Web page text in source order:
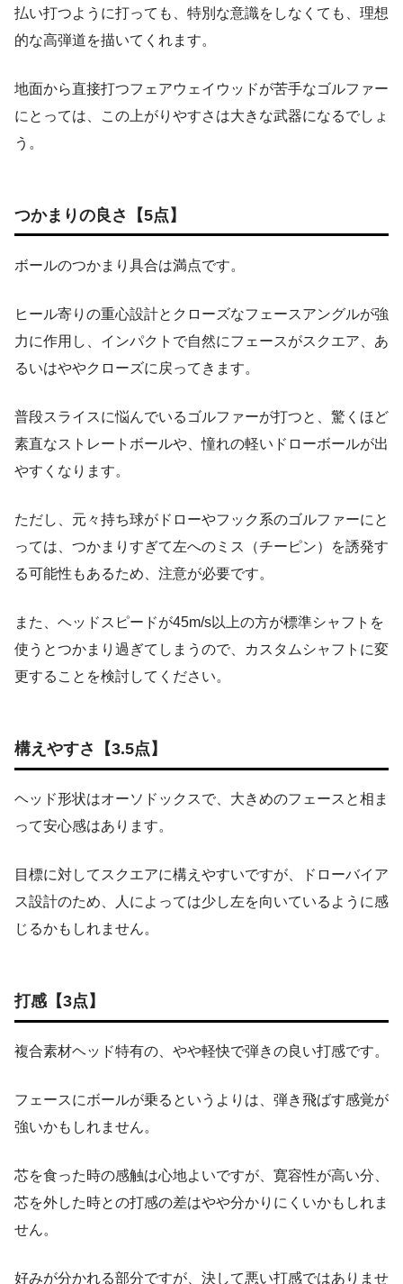
払い打つように打っても、特別な意識をしなくても、理想
的な高弾道を描いてくれます。
地面から直接打つフェアウェイウッドが苦手なゴルファー
にとっては、この上がりやすさは大きな武器になるでしょ
う。
つかまりの良さ【5点】
ボールのつかまり具合は満点です。
ヒール寄りの重心設計とクローズなフェースアングルが強
力に作用し、インパクトで自然にフェースがスクエア、あ
るいはややクローズに戻ってきます。
普段スライスに悩んでいるゴルファーが打つと、驚くほど
素直なストレートボールや、憧れの軽いドローボールが出
やすくなります。
ただし、元々持ち球がドローやフック系のゴルファーにと
っては、つかまりすぎて左へのミス（チーピン）を誘発す
る可能性もあるため、注意が必要です。
また、ヘッドスピードが45m/s以上の方が標準シャフトを
使うとつかまり過ぎてしまうので、カスタムシャフトに変
更することを検討してください。
構えやすさ【3.5点】
ヘッド形状はオーソドックスで、大きめのフェースと相ま
って安心感はあります。
目標に対してスクエアに構えやすいですが、ドローバイア
ス設計のため、人によっては少し左を向いているように感
じるかもしれません。
打感【3点】
複合素材ヘッド特有の、やや軽快で弾きの良い打感です。
フェースにボールが乗るというよりは、弾き飛ばす感覚が
強いかもしれません。
芯を食った時の感触は心地よいですが、寛容性が高い分、
芯を外した時との打感の差はやや分かりにくいかもしれま
せん。
好みが分かれる部分ですが、決して悪い打感ではありませ